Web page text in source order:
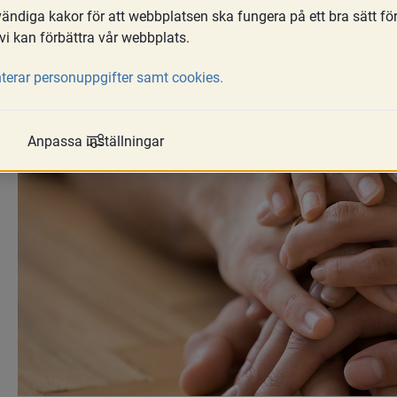
hälsa. I barn­konventionen är det
ansvar att se till att det efterlevs.
gemensamt och jämställt
välbefinnande och föräldrarnas
kakor för att webbplatsen ska fungera på ett bra sätt
kan förbättra vår webbplats.
personuppgifter samt cookies.
Anpassa inställningar